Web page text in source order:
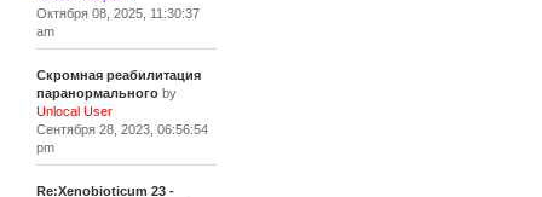
Октября 08, 2025, 11:30:37
am
Скромная реабилитация
паранормальногоby
Unlocal User
Сентября 28, 2023, 06:56:54
pm
Re:Xenobioticum 23 -